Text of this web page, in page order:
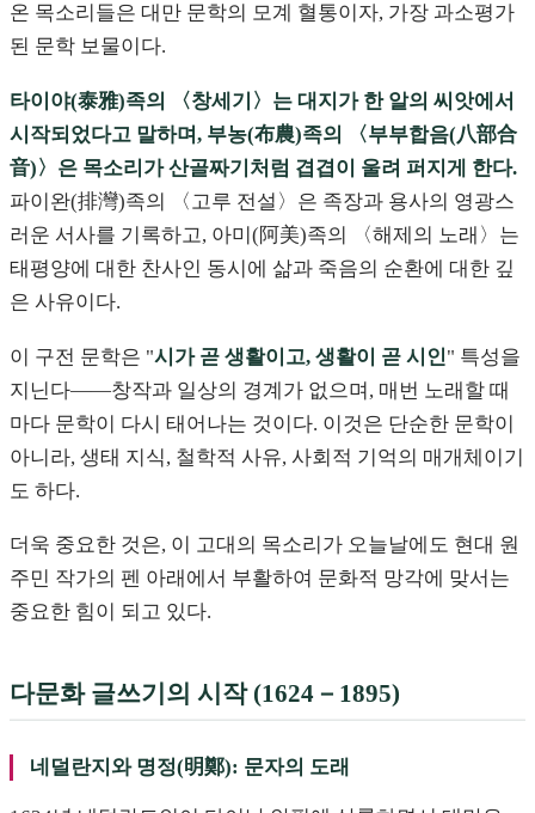
온 목소리들은 대만 문학의 모계 혈통이자, 가장 과소평가
된 문학 보물이다.
타이야(泰雅)족의 〈창세기〉는 대지가 한 알의 씨앗에서
시작되었다고 말하며, 부농(布農)족의 〈부부합음(八部合
音)〉은 목소리가 산골짜기처럼 겹겹이 울려 퍼지게 한다.
파이완(排灣)족의 〈고루 전설〉은 족장과 용사의 영광스
러운 서사를 기록하고, 아미(阿美)족의 〈해제의 노래〉는
태평양에 대한 찬사인 동시에 삶과 죽음의 순환에 대한 깊
은 사유이다.
이 구전 문학은 "시가 곧 생활이고, 생활이 곧 시인" 특성을
지닌다——창작과 일상의 경계가 없으며, 매번 노래할 때
마다 문학이 다시 태어나는 것이다. 이것은 단순한 문학이
아니라, 생태 지식, 철학적 사유, 사회적 기억의 매개체이기
도 하다.
더욱 중요한 것은, 이 고대의 목소리가 오늘날에도 현대 원
주민 작가의 펜 아래에서 부활하여 문화적 망각에 맞서는
중요한 힘이 되고 있다.
다문화 글쓰기의 시작 (1624－1895)
네덜란지와 명정(明鄭): 문자의 도래